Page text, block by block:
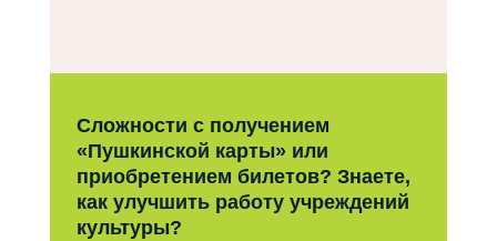
Сложности с получением
«Пушкинской карты» или
приобретением билетов? Знаете,
как улучшить работу учреждений
культуры?